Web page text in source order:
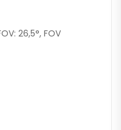
26,5°, FOV